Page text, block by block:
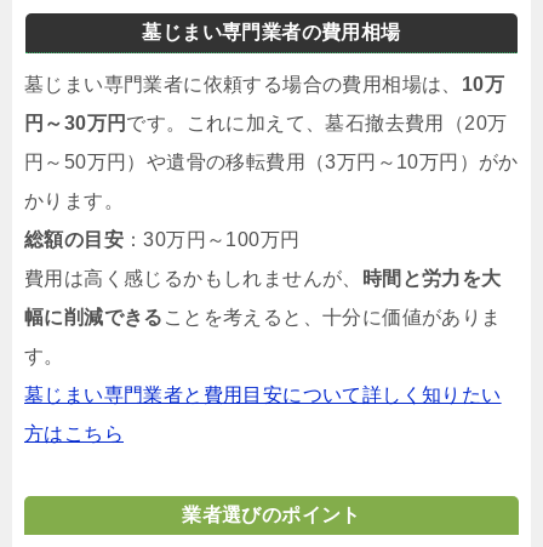
墓じまい専門業者の費用相場
墓じまい専門業者に依頼する場合の費用相場は、 10万
円～30万円 です。これに加えて、墓石撤去費用（20万
円～50万円）や遺骨の移転費用（3万円～10万円）がか
かります。
総額の目安 ：30万円～100万円
費用は高く感じるかもしれませんが、
時間と労力を大
幅に削減できる ことを考えると、十分に価値がありま
す。
墓じまい専門業者と費用目安について詳しく知りたい
方はこちら
業者選びのポイント